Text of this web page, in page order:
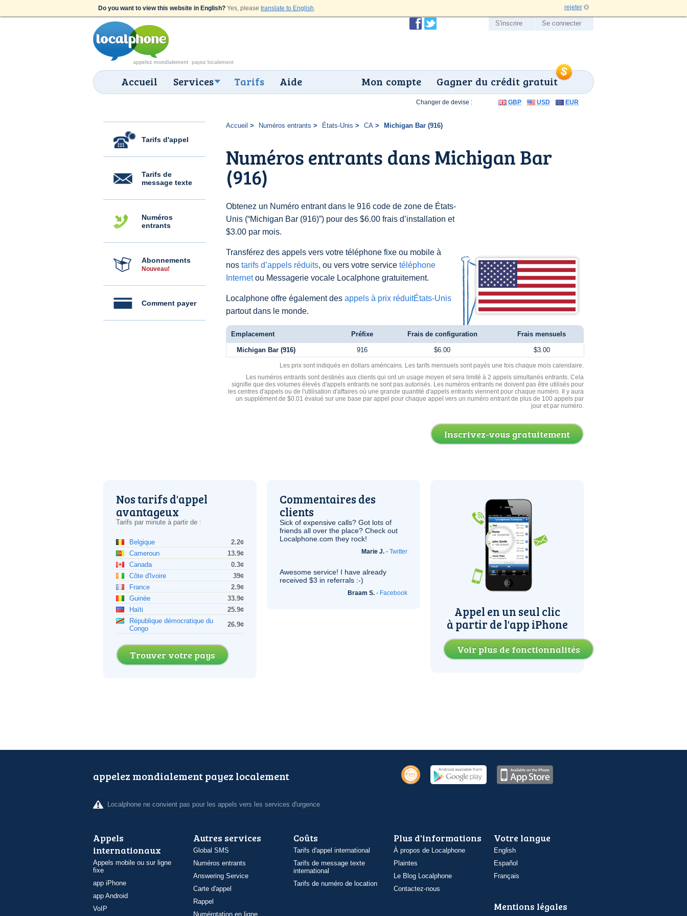
Do you want to view this website in English? Yes, please translate to English. rejeter
Accueil Services Tarifs Aide Gagner du crédit gratuit
Mon compte
S'inscrire Se connecter
Tarifs d'appel
Tarifs de
message texte
Numéros
entrants
Abonnements
Nouveau!
Comment payer
Accueil Numéros entrants États-Unis CA Michigan Bar (916)
Numéros entrants dans Michigan Bar
(916)
Obtenez un Numéro entrant dans le 916 code de zone de États-
Unis (“Michigan Bar (916)”) pour des $6.00 frais d’installation et
$3.00 par mois.
Transférez des appels vers votre téléphone fixe ou mobile à
nos tarifs d’appels réduits, ou vers votre service téléphone
Internetou Messagerie vocale Localphone gratuitement.
Localphone offre également des appels à prix réduitÉtats-Unis
partout dans le monde.
Changer de devise : GBP USD EUR
Emplacement Préfixe Frais de configuration Frais mensuels
Michigan Bar (916) 916 $6.00 $3.00
Les prix sont indiqués en dollars américains. Les tarifs mensuels sont payés une fois chaque mois calendaire.
Les numéros entrants sont destinés aux clients qui ont un usage moyen et sera limité à 2 appels simultanés entrants. Cela
signifie que des volumes élevés d'appels entrants ne sont pas autorisés. Les numéros entrants ne doivent pas être utilisés pour
les centres d'appels ou de l'utilisation d'affaires où une grande quantité d'appels entrants viennent pour chaque numéro. Il y aura
un supplément de $0.01 évalué sur une base par appel pour chaque appel vers un numéro entrant de plus de 100 appels par
jour et par numéro.
Inscrivez-vous gratuitement
Nos tarifs d'appel
avantageux
Tarifs par minute à partir de :
Belgique
2.2¢
Cameroun
13.9¢
Canada
0.3¢
Côte d'Ivoire
39¢
France
2.9¢
Guinée
33.9¢
Haïti
25.9¢
République démocratique du
Congo
26.9¢
Trouver votre pays
Commentaires des
clients
Sick of expensive calls? Got lots of
friends all over the place? Check out
Localphone.com they rock!
Marie J. - Twitter
Awesome service! I have already
received $3 in referrals :-)
Braam S. - Facebook
Appel en un seul clic
à partir de l'app iPhone
Voir plus de fonctionnalités
appelez mondialement payez localement
Localphone ne convient pas pour les appels vers les services d'urgence
Appels
internationaux
Appels mobile ou sur ligne
fixe
app iPhone
app Android
VoIP
Autres services
Global SMS
Numéros entrants
Answering Service
Carte d'appel
Rappel
Numérotation en ligne
Coûts
Tarifs d'appel international
Tarifs de message texte
international
Tarifs de numéro de location
Plus d'informations
À propos de Localphone
Plaintes
Le Blog Localphone
Contactez-nous
Votre langue
English
Español
Français
Mentions légales